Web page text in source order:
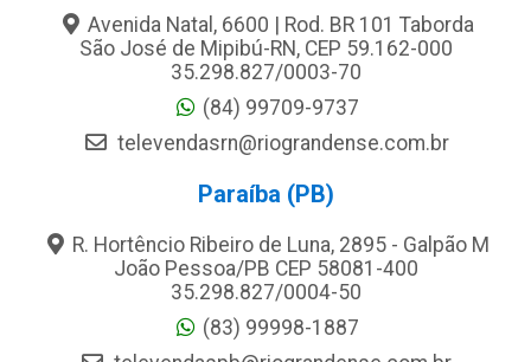
Avenida Natal, 6600 | Rod. BR 101 Taborda
São José de Mipibú-RN, CEP 59.162-000
35.298.827/0003-70
(84) 99709-9737
televendasrn@riograndense.com.br
Paraíba (PB)
R. Hortêncio Ribeiro de Luna, 2895 - Galpão M
João Pessoa/PB CEP 58081-400
35.298.827/0004-50
(83) 99998-1887